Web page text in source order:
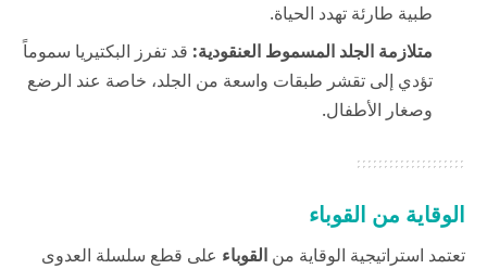
طبية طارئة تهدد الحياة.
متلازمة الجلد المسموط العنقودية: قد تفرز البكتيريا سموماً
تؤدي إلى تقشر طبقات واسعة من الجلد، خاصة عند الرضع
وصغار الأطفال.
الوقاية من القوباء
تعتمد استراتيجية الوقاية من القوباء على قطع سلسلة العدوى